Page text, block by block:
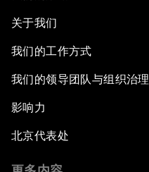
关于我们
我们的工作方式
我们的领导团队与组织治理
影响力
北京代表处